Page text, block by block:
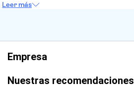
Montserrat
Parque Warner
Leer más
Empresa
Nuestras recomendaciones